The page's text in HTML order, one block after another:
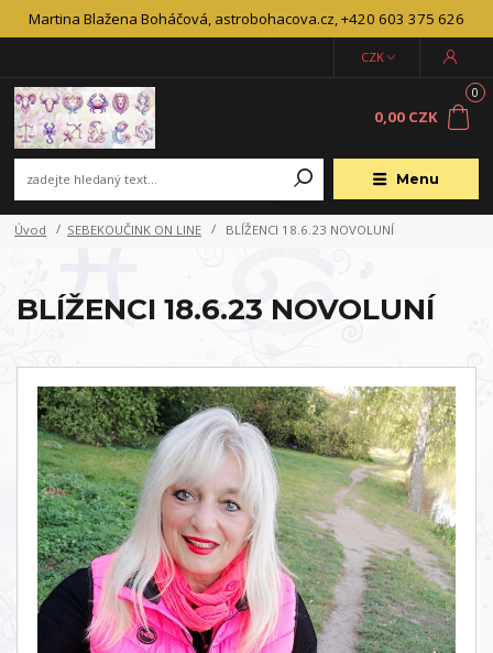
Martina Blažena Boháčová, astrobohacova.cz, +420 603 375 626
Menu
CZK
0
0,00 CZK
Úvod SEBEKOUČINK ON LINE BLÍŽENCI 18.6.23 NOVOLUNÍ
BLÍŽENCI 18.6.23 NOVOLUNÍ